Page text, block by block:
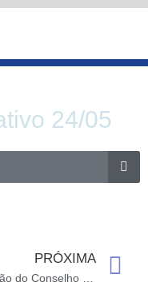
24/05
PRÓXIMA